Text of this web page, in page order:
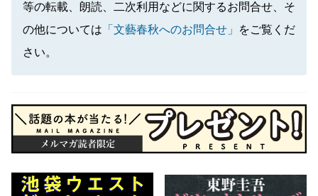
等の転載、朗読、二次利用などに関するお問合せ、そ
の他については 「文藝春秋へのお問合せ」
をご覧くだ
さい。